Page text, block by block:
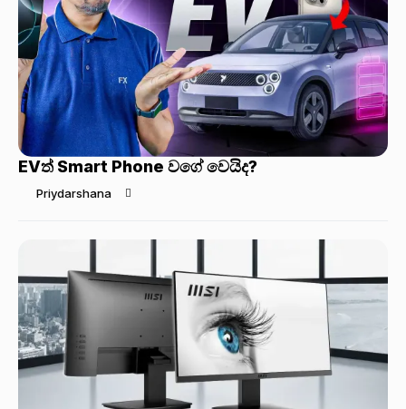
EVත් Smart Phone වගේ වෙයිද?
Priydarshana